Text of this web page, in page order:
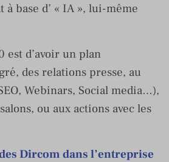
à base d’ « IA », lui-même
d’avoir un plan
des relations presse, au
Webinars, Social media…),
ou aux actions avec les
Dircom dans l’entreprise